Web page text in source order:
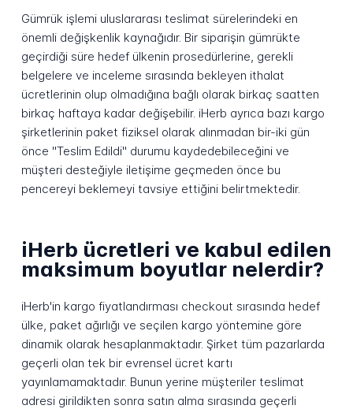
Gümrük işlemi uluslararası teslimat sürelerindeki en
önemli değişkenlik kaynağıdır. Bir siparişin gümrükte
geçirdiği süre hedef ülkenin prosedürlerine, gerekli
belgelere ve inceleme sırasında bekleyen ithalat
ücretlerinin olup olmadığına bağlı olarak birkaç saatten
birkaç haftaya kadar değişebilir. iHerb ayrıca bazı kargo
şirketlerinin paket fiziksel olarak alınmadan bir-iki gün
önce "Teslim Edildi" durumu kaydedebileceğini ve
müşteri desteğiyle iletişime geçmeden önce bu
pencereyi beklemeyi tavsiye ettiğini belirtmektedir.
iHerb ücretleri ve kabul edilen
maksimum boyutlar nelerdir?
iHerb'in kargo fiyatlandırması checkout sırasında hedef
ülke, paket ağırlığı ve seçilen kargo yöntemine göre
dinamik olarak hesaplanmaktadır. Şirket tüm pazarlarda
geçerli olan tek bir evrensel ücret kartı
yayınlamamaktadır. Bunun yerine müşteriler teslimat
adresi girildikten sonra satın alma sırasında geçerli